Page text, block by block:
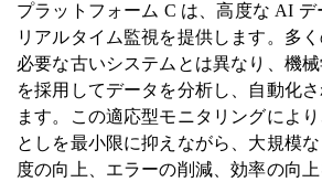
プラットフォーム C は、高度な AI デ
リアルタイム監視を提供します。多
必要な古いシステムとは異なり、機
を採用してデータを分析し、自動化
ます。この適応型モニタリングによ
としを最小限に抑えながら、大規模
度の向上、エラーの削減、効率の向